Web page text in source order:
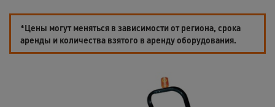
*Цены могут меняться в зависимости от региона, срока
аренды и количества взятого в аренду оборудования.